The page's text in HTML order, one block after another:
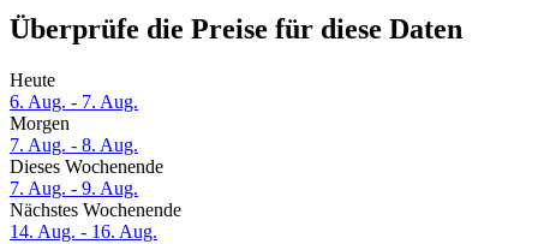
Überprüfe die Preise für diese Daten
Heute
6. Aug. - 7. Aug.
Morgen
7. Aug. - 8. Aug.
Dieses Wochenende
7. Aug. - 9. Aug.
Nächstes Wochenende
14. Aug. - 16. Aug.